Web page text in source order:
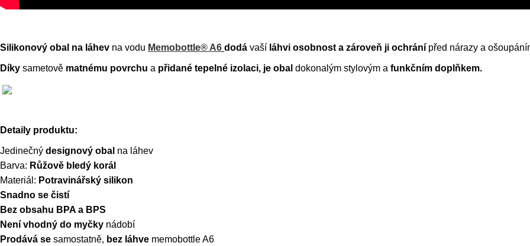
Silikonový obal na láhev na vodu Memobottle® A6 dodá vaší láhvi osobnost a zároveň ji ochrání před nárazy a
Díky sametově matnému povrchu a přidané tepelné izolaci, je obal dokonalým stylovým a funkčním doplňkem.
Detaily produktu:
Jedinečný designový obal na láhev
Barva: Růžově bledý korál
Materiál: Potravinářský silikon
Snadno se čistí
Bez obsahu BPA a BPS
Není vhodný do myčky nádobí
Prodává se samostatně, bez láhve memobottle A6